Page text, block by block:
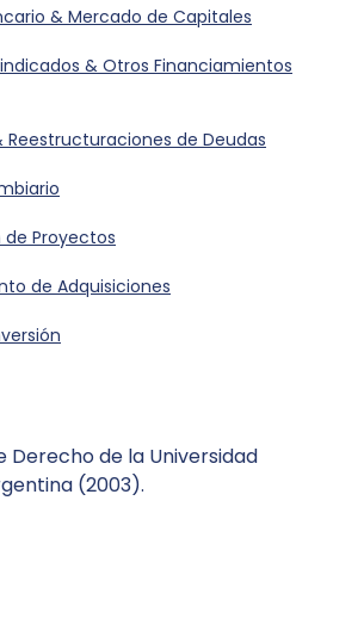
& Mercado de Capitales
& Otros Financiamientos
Reestructuraciones de Deudas
Proyectos
de Adquisiciones
Derecho de la Universidad
(2003).